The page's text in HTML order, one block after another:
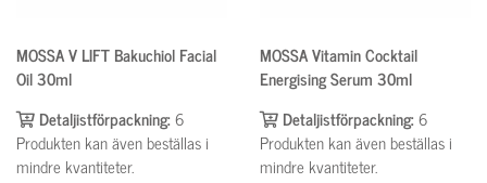
MOSSA V LIFT Bakuchiol Facial
Oil 30ml
Detaljistförpackning:6
Produkten kan även beställas i
mindre kvantiteter.
MOSSA Vitamin Cocktail
Energising Serum 30ml
Detaljistförpackning:6
Produkten kan även beställas i
mindre kvantiteter.